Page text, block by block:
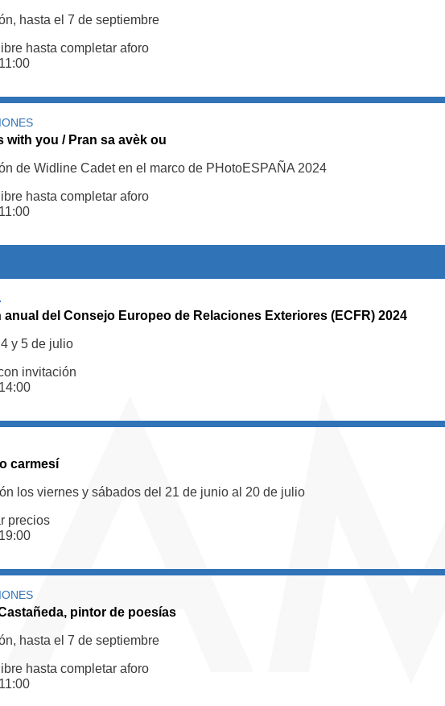
hasta el 7 de septiembre
hasta completar aforo
with you / Pran sa avèk ou
de Widline Cadet en el marco de PHotoESPAÑA 2024
hasta completar aforo
anual del Consejo Europeo de Relaciones Exteriores (ECFR) 2024
y 5 de julio
invitación
carmesí
los viernes y sábados del 21 de junio al 20 de julio
precios
pintor de poesías
hasta el 7 de septiembre
hasta completar aforo